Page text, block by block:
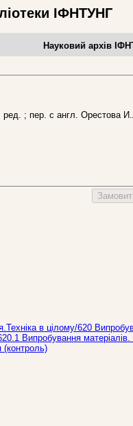
ІФНТУНГ
Науковий архів
; пер. с англ. Орестова
в цiлому/620
Випробування
(контроль)